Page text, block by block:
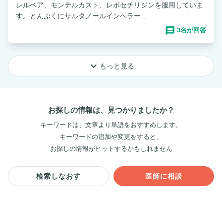
レルベア、モンテルカスト、レボセチリジンを服用していま
す。とんぷくにサルタノールインヘラー...
3名が回答
keyboard_arrow_down もっと見る
お探しの情報は、見つかりましたか？
キーワードは、文章より単語をおすすめします。
キーワードの追加や変更をすると、
お探しの情報がヒットするかもしれません
検索しなおす 医師に相談